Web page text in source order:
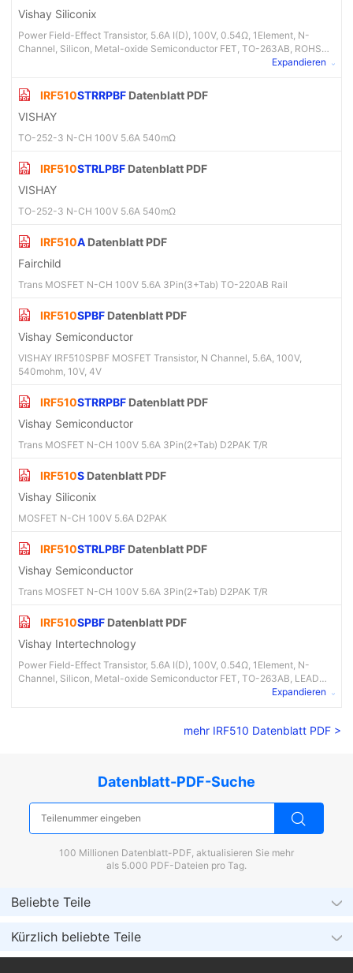
Vishay Siliconix
Power Field-Effect Transistor, 5.6A I(D), 100V, 0.54Ω, 1Element, N-
Channel, Silicon, Metal-oxide Semiconductor FET, TO-263AB, ROHS
Expandieren
IRF510STRRPBF Datenblatt PDF
VISHAY
TO-252-3 N-CH 100V 5.6A 540mΩ
IRF510STRLPBF Datenblatt PDF
VISHAY
TO-252-3 N-CH 100V 5.6A 540mΩ
IRF510A Datenblatt PDF
Fairchild
Trans MOSFET N-CH 100V 5.6A 3Pin(3+Tab) TO-220AB Rail
IRF510SPBF Datenblatt PDF
Vishay Semiconductor
VISHAY IRF510SPBF MOSFET Transistor, N Channel, 5.6A, 100V,
540mohm, 10V, 4V
IRF510STRRPBF Datenblatt PDF
Vishay Semiconductor
Trans MOSFET N-CH 100V 5.6A 3Pin(2+Tab) D2PAK T/R
IRF510S Datenblatt PDF
Vishay Siliconix
MOSFET N-CH 100V 5.6A D2PAK
IRF510STRLPBF Datenblatt PDF
Vishay Semiconductor
Trans MOSFET N-CH 100V 5.6A 3Pin(2+Tab) D2PAK T/R
IRF510SPBF Datenblatt PDF
Vishay Intertechnology
Power Field-Effect Transistor, 5.6A I(D), 100V, 0.54Ω, 1Element, N-
Channel, Silicon, Metal-oxide Semiconductor FET, TO-263AB, LEAD
Expandieren
mehr IRF510 Datenblatt PDF >
Datenblatt-PDF-Suche
100 Millionen Datenblatt-PDF, aktualisieren Sie mehr
als 5.000 PDF-Dateien pro Tag.
Beliebte Teile
Kürzlich beliebte Teile